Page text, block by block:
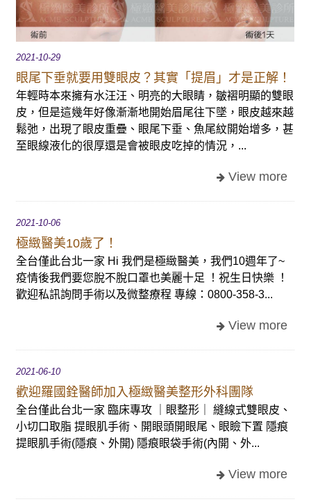
2021-10-29
眼尾下垂就要用雙眼皮？其實「提眉」才是正解！
年輕時本來擁有水汪汪、明亮的大眼睛，皺褶明顯的雙眼
皮，但是這幾年好像漸漸地開始眉尾往下墜，眼皮越來越
鬆弛，出現了眼皮重疊、眼尾下垂、魚尾紋開始增多，甚
至眼線液化的很厚還是會被眼皮吃掉的情況，...
2021-10-06
極緻醫美10歲了！
全台僅此台北一家 Hi 我們是極緻醫美，我們10週年了~
疫情後我們要您脫不脫口罩也美麗十足 ！祝生日快樂 ！
歡迎私訊詢問手術以及微整療程 專線：0800-358-3...
2021-06-10
歡迎羅國銓醫師加入極緻醫美整形外科團隊
全台僅此台北一家 臨床專攻 ｜眼整形｜ 縫線式雙眼皮、
小切口取脂 提眼肌手術、開眼頭開眼尾、眼瞼下置 隱痕
提眼肌手術(隱痕、外開) 隱痕眼袋手術(內開、外...